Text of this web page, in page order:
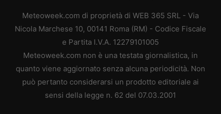
Meteoweek.com di proprietà di WEB 365 SRL - Via
Nicola Marchese 10, 00141 Roma (RM) - Codice Fiscale
e Partita I.V.A. 12279101005
Meteoweek.com non è una testata giornalistica, in
quanto viene aggiornato senza alcuna periodicità. Non
può pertanto considerarsi un prodotto editoriale ai
sensi della legge n. 62 del 07.03.2001